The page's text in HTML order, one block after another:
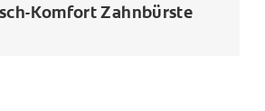
Komfort Zahnbürste